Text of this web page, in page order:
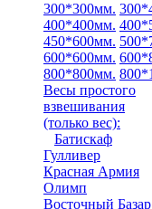
300*300мм.
400*400мм.
450*600мм.
600*600мм.
800*800мм.
Весы простого
взвешивания
(только вес):
Батискаф
Гулливер
Красная Армия
Олимп
Восточный Базар